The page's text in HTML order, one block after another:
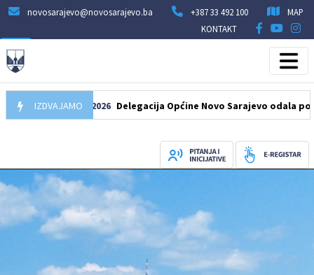
novosarajevo@novosarajevo.ba +387 33 492 100
MAP
KONTAKT
IZDVAJAMO
07.08.2026 Delegacija Općine Novo Sarajevo odala počast